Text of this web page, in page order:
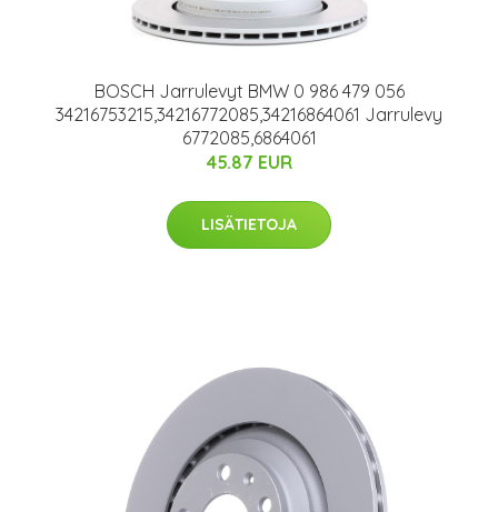
BOSCH Jarrulevyt BMW 0 986 479 056
34216753215,34216772085,34216864061 Jarrulevy
6772085,6864061
45.87 EUR
LISÄTIETOJA